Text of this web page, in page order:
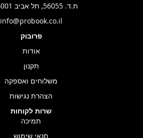
ת.ד. 56055, תל אביב 6156001
info@probook.co.il
פרובוק
אודות
תקנון
משלוחים ואספקה
הצהרת נגישות
שרות לקוחות
תמיכה
תנאי שימוש